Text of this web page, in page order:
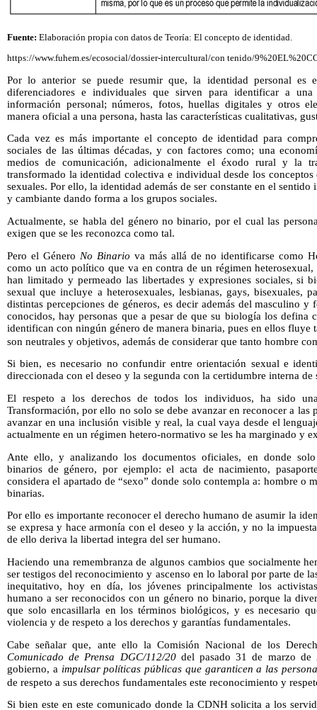
Fuente: Elaboración propia con datos de Teoría: El concepto de identidad.
https://www.fuhem.es/ecosocial/dossier-intercultural/con tenido/
Por lo anterior se puede resumir que, la identidad personal es
diferenciadores e individuales que sirven para identificar a
información personal; números, fotos, huellas digitales y otros
manera oficial a una persona, hasta las características cualitativas,
Cada vez es más importante el concepto de identidad para
sociales de las últimas décadas, y con factores como; una
medios de comunicación, adicionalmente el éxodo rural y la
transformado la identidad colectiva e individual desde los
sexuales. Por ello, la identidad además de ser constante en el
y cambiante dando forma a los grupos sociales.
Actualmente, se habla del género no binario, por el cual las
exigen que se les reconozca como tal.
Pero el Género No Binario va más allá de no identificarse como
como un acto político que va en contra de un régimen heterosexual,
han limitado y permeado las libertades y expresiones sociales, si
sexual que incluye a heterosexuales, lesbianas, gays, bisexuales,
distintas percepciones de géneros, es decir además del masculino
conocidos, hay personas que a pesar de que su biología los defina
identifican con ningún género de manera binaria, pues en ellos
son neutrales y objetivos, además de considerar que tanto hombre
Si bien, es necesario no confundir entre orientación sexual e
direccionada con el deseo y la segunda con la certidumbre interna de
El respeto a los derechos de todos los individuos, ha sido
Transformación, por ello no solo se debe avanzar en reconocer a las
avanzar en una inclusión visible y real, la cual vaya desde el
actualmente en un régimen hetero-normativo se les ha marginado y
Ante ello, y analizando los documentos oficiales, en donde
binarios de género, por ejemplo: el acta de nacimiento,
considera el apartado de “sexo” donde solo contempla a: hombre o
binarias.
Por ello es importante reconocer el derecho humano de asumir la
se expresa y hace armonía con el deseo y la acción, y no la
de ello deriva la libertad integra del ser humano.
Haciendo una remembranza de algunos cambios que socialmente
ser testigos del reconocimiento y ascenso en lo laboral por parte de
inequitativo, hoy en día, los jóvenes principalmente los
humano a ser reconocidos con un género no binario, porque la
que solo encasillarla en los términos biológicos, y es necesario
violencia y de respeto a los derechos y garantías fundamentales.
Cabe señalar que, ante ello la Comisión Nacional de los
Comunicado de Prensa DGC/112/20del pasado 31 de marzo de
gobierno, a impulsar políticas públicas que garanticen a las
de respeto a sus derechos fundamentales este reconocimiento y
Si bien este en este comunicado donde la CDNH solicita a los